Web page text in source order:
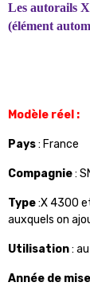
Les autorails
(élément
Modèle réel :
Pays: France
Compagnie:
Type:X 4300
auxquels on
Utilisation:
Année de